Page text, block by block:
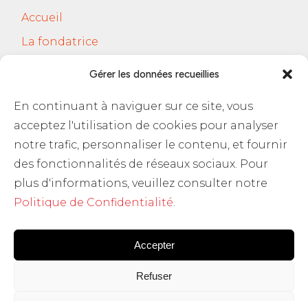
Gérer les données recueillies
En continuant à naviguer sur ce site, vous
acceptez l'utilisation de cookies pour analyser
notre trafic, personnaliser le contenu, et fournir
des fonctionnalités de réseaux sociaux. Pour
plus d'informations, veuillez consulter notre
Politique de Confidentialité.
Accepter
Refuser
Accueil
La fondatrice
Blog Les RH
Contact
Politique de confidentialité